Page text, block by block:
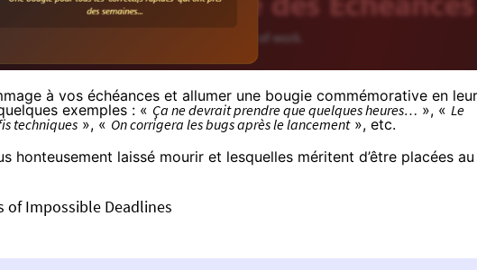
à vos échéances et allumer une bougie commémorative en leur
exemples : « Ça ne devrait prendre que quelques heures… », « Le
techniques », « On corrigera les bugs après le lancement», etc.
honteusement laissé mourir et lesquelles méritent d’être placées au
of Impossible Deadlines